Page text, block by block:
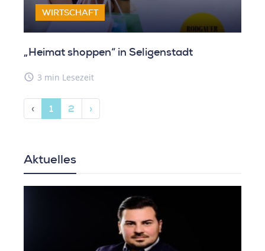
WIRTSCHAFT
„Heimat shoppen“ in Seligenstadt
access_time 3 min Lesezeit
‹ 1 2 ›
Aktuelles